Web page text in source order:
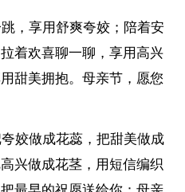
享用舒爽夸姣；陪着安
着欢喜聊一聊，享用高兴
甜美拥抱。母亲节，愿您
做成花蕊，把甜美做成
兴做成花茎，用短信编织